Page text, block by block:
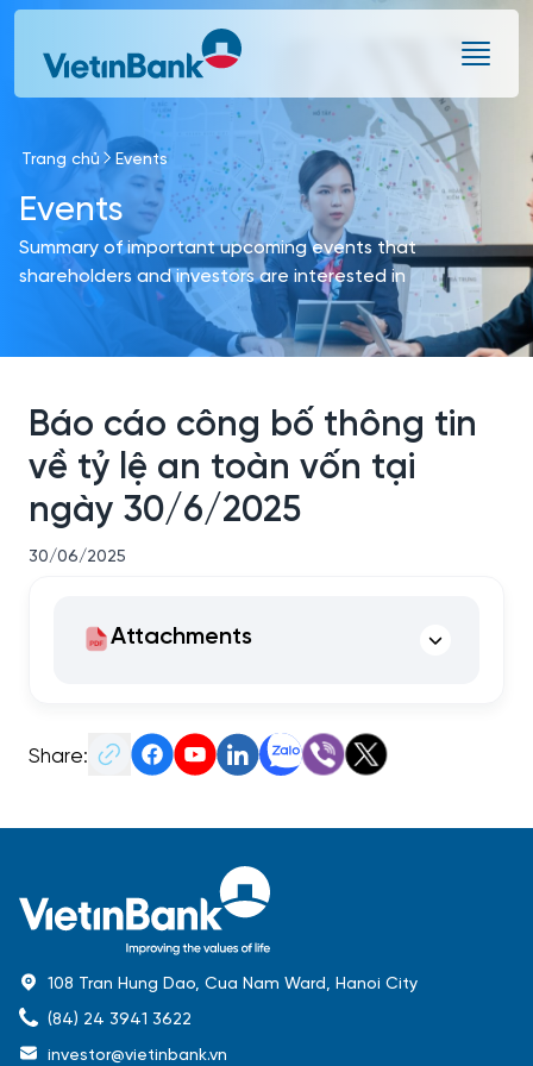
Skip to Main Content
Trang chủ Events
Events
Summary of important upcoming events that
shareholders and investors are interested in
Báo cáo công bố thông tin
về tỷ lệ an toàn vốn tại
ngày 30/6/2025
30/06/2025
Attachments
Share:
108 Tran Hung Dao, Cua Nam Ward, Hanoi City
(84) 24 3941 3622
investor@vietinbank.vn